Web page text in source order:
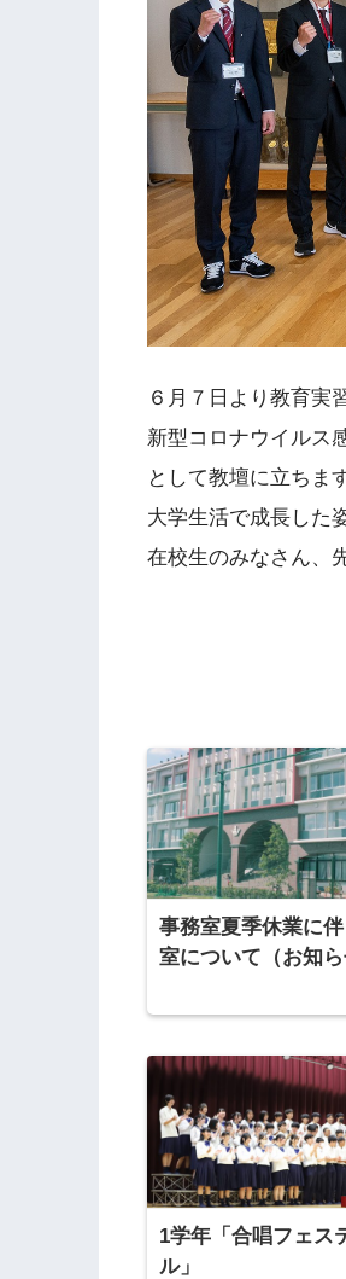
６月７日より教育実
新型コロナウイルス
として教壇に立ちます
大学生活で成長した
在校生のみなさん、
事務室夏季休業に
室について（お知ら
1学年「合唱フェス
ル」